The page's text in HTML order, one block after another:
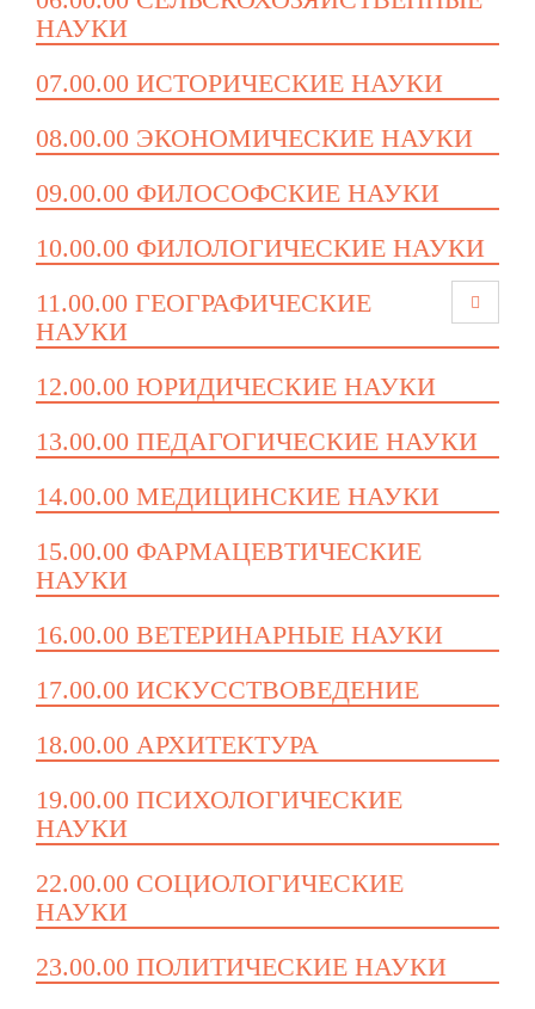
НАУКИ
07.00.00 ИСТОРИЧЕСКИЕ НАУКИ
08.00.00 ЭКОНОМИЧЕСКИЕ НАУКИ
09.00.00 ФИЛОСОФСКИЕ НАУКИ
10.00.00 ФИЛОЛОГИЧЕСКИЕ НАУКИ
11.00.00 ГЕОГРАФИЧЕСКИЕ
НАУКИ
12.00.00 ЮРИДИЧЕСКИЕ НАУКИ
13.00.00 ПЕДАГОГИЧЕСКИЕ НАУКИ
14.00.00 МЕДИЦИНСКИЕ НАУКИ
15.00.00 ФАРМАЦЕВТИЧЕСКИЕ
НАУКИ
16.00.00 ВЕТЕРИНАРНЫЕ НАУКИ
17.00.00 ИСКУССТВОВЕДЕНИЕ
18.00.00 АРХИТЕКТУРА
19.00.00 ПСИХОЛОГИЧЕСКИЕ
НАУКИ
22.00.00 СОЦИОЛОГИЧЕСКИЕ
НАУКИ
23.00.00 ПОЛИТИЧЕСКИЕ НАУКИ